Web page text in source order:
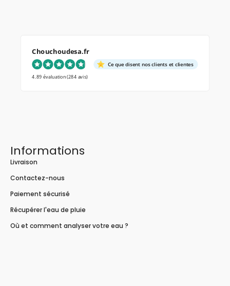
Chouchoudesa.fr
Ce que disent nos clients et clientes
4.89 évaluation(284 avis)
Informations
Livraison
Contactez-nous
Paiement sécurisé
Récupérer l'eau de pluie
Où et comment analyser votre eau ?